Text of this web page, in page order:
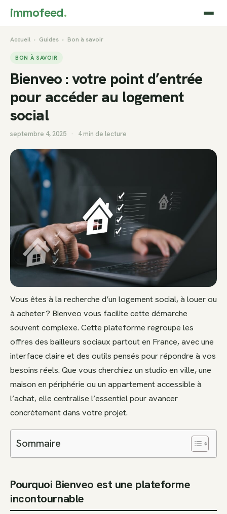
immofeed.
Accueil › Guides › Bon à savoir
BON À SAVOIR
Bienveo : votre point d’entrée
pour accéder au logement
social
septembre 4, 2025 · 4 min de lecture
Vous êtes à la recherche d’un logement social, à louer ou
à acheter ? Bienveo vous facilite cette démarche
souvent complexe. Cette plateforme regroupe les
offres des bailleurs sociaux partout en France, avec une
interface claire et des outils pensés pour répondre à vos
besoins réels. Que vous cherchiez un studio en ville, une
maison en périphérie ou un appartement accessible à
l’achat, elle centralise l’essentiel pour avancer
concrètement dans votre projet.
Sommaire
Pourquoi Bienveo est une plateforme
incontournable